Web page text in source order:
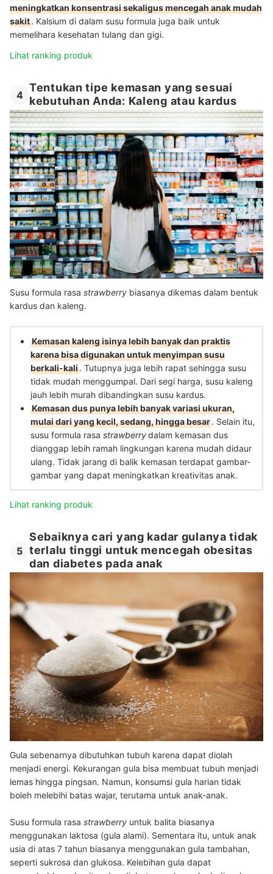
meningkatkan konsentrasi sekaligus mencegah anak mudah
sakit. Kalsium di dalam susu formula juga baik untuk
memelihara kesehatan tulang dan gigi.
Lihat ranking produk
4
Tentukan tipe kemasan yang sesuai
kebutuhan Anda: Kaleng atau kardus
Susu formula rasa strawberry biasanya dikemas dalam bentuk
kardus dan kaleng.
Kemasan kaleng isinya lebih banyak dan praktis
karena bisa digunakan untuk menyimpan susu
berkali-kali. Tutupnya juga lebih rapat sehingga susu
tidak mudah menggumpal. Dari segi harga, susu kaleng
jauh lebih murah dibandingkan susu kardus.
Kemasan dus punya lebih banyak variasi ukuran,
mulai dari yang kecil, sedang, hingga besar. Selain itu,
susu formula rasa strawberrydalam kemasan dus
dianggap lebih ramah lingkungan karena mudah didaur
ulang. Tidak jarang di balik kemasan terdapat gambar-
gambar yang dapat meningkatkan kreativitas anak.
Lihat ranking produk
5
Sebaiknya cari yang kadar gulanya tidak
terlalu tinggi untuk mencegah obesitas
dan diabetes pada anak
Gula sebenarnya dibutuhkan tubuh karena dapat diolah
menjadi energi. Kekurangan gula bisa membuat tubuh menjadi
lemas hingga pingsan. Namun, konsumsi gula harian tidak
boleh melebihi batas wajar, terutama untuk anak-anak.
Susu formula rasa strawberry untuk balita biasanya
menggunakan laktosa (gula alami). Sementara itu, untuk anak
usia di atas 7 tahun biasanya menggunakan gula tambahan,
seperti sukrosa dan glukosa. Kelebihan gula dapat